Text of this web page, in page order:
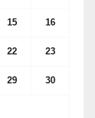
15 16
22 23
29 30